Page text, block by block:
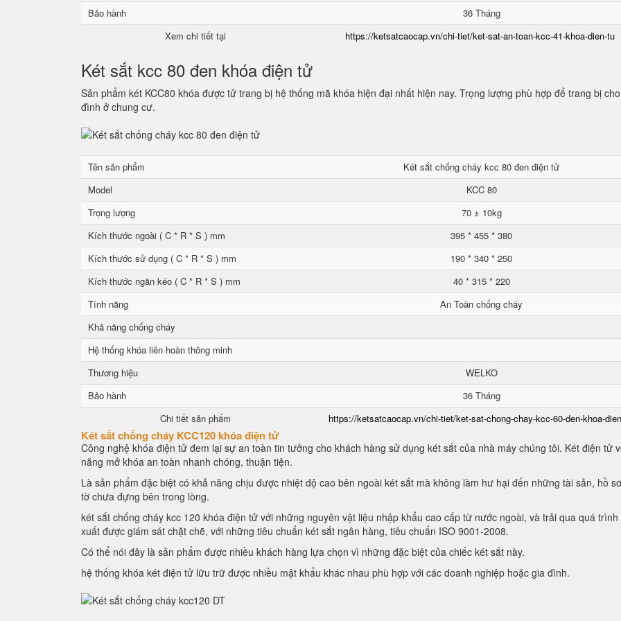
Bảo hành
36 Tháng
Xem chi tiết tại
https://ketsatcaocap.vn/chi-tiet/ket-sat-an-toan-kcc-41-khoa-dien-tu
Két sắt kcc 80 đen khóa điện tử
Sản phẩm két KCC80 khóa được tử trang bị hệ thống mã khóa hiện đại nhất hiện nay. Trọng lượng phù hợp để trang bị
đình ở chung cư.
Tên sản phẩm
Két sắt chống cháy kcc 80 đen điện tử
Model
KCC 80
Trọng lượng
70 ± 10kg
Kích thước ngoài ( C * R * S ) mm
395 * 455 * 380
Kích thước sử dụng ( C * R * S ) mm
190 * 340 * 250
Kích thước ngăn kéo ( C * R * S ) mm
40 * 315 * 220
Tính năng
An Toàn chống cháy
Khả năng chống cháy
Hệ thống khóa liên hoàn thông minh
Thương hiệu
WELKO
Bảo hành
36 Tháng
Chi tiết sản phẩm
https://ketsatcaocap.vn/chi-tiet/ket-sat-chong-chay-kcc-60-den-khoa-
Két sắt chống cháy KCC120 khóa điện tử
Công nghệ khóa điện tử đem lại sự an toàn tin tưởng cho khách hàng sử dụng két sắt của nhà máy chúng tôi. Két điện tử
năng mở khóa an toàn nhanh chóng, thuận tiện.
Là sản phẩm đặc biệt có khả năng chịu được nhiệt độ cao bên ngoài két sắt mà không làm hư hại đến những tài sản, hồ
tờ chưa đựng bên trong lòng.
két sắt chống cháy kcc 120 khóa điện tử với những nguyên vật liệu nhập khẩu cao cấp từ nước ngoài, và trải qua quá trình
xuất được giám sát chặt chẽ, với những tiêu chuẩn két sắt ngân hàng, tiêu chuẩn ISO 9001-2008.
Có thể nói đây là sản phẩm được nhiều khách hàng lựa chọn vì những đặc biệt của chiếc két sắt này.
hệ thống khóa két điện tử lữu trữ được nhiều mật khẩu khác nhau phù hợp với các doanh nghiệp hoặc gia đình.